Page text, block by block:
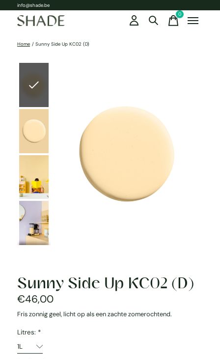
info@shade.be
0items
Home / Sunny Side Up KC02 (D)
Sunny Side Up KC02 (D)
€46,00
Fris zonnig geel, licht op als een zachte zomerochtend.
Litres: *